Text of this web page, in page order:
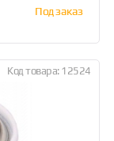
Под заказ
Код товара: 12524